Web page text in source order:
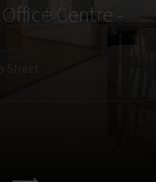
Centre -
Street